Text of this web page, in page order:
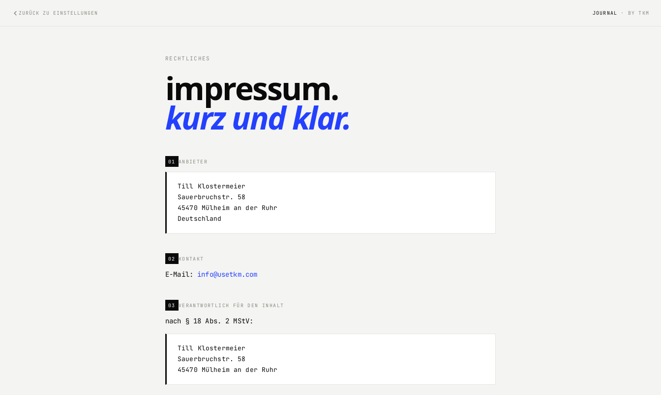
ZURÜCK ZU EINSTELLUNGEN JOURNAL · BY TKM
RECHTLICHES
impressum.
kurz und klar.
01 ANBIETER
Till Klostermeier
Sauerbruchstr. 58
45470 Mülheim an der Ruhr
Deutschland
02 KONTAKT
E-Mail: info@usetkm.com
03 VERANTWORTLICH FÜR DEN INHALT
nach § 18 Abs. 2 MStV:
Till Klostermeier
Sauerbruchstr. 58
45470 Mülheim an der Ruhr